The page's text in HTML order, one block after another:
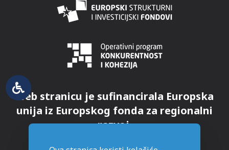
Web stranicu je sufinancirala Europska
unija iz Europskog fonda za regionalni
razvoj.